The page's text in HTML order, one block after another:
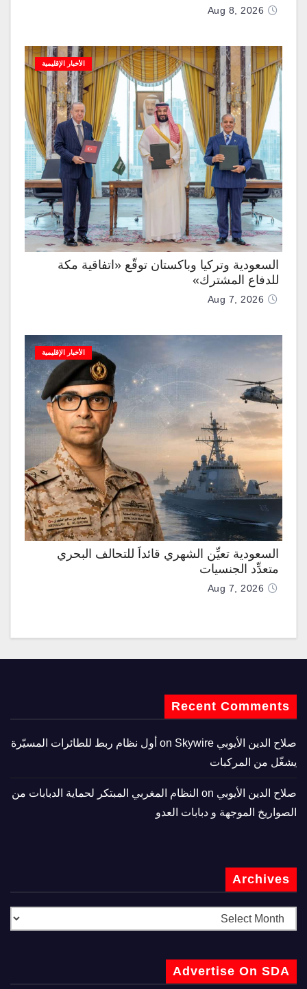
Aug 8, 2026
الأخبار الإقليمية
السعودية وتركيا وباكستان توقّع «اتفاقية مكة
للدفاع المشترك»
Aug 7, 2026
الأخبار الإقليمية
السعودية تعيِّن الشهري قائداً للتحالف البحري
متعدِّد الجنسيات
Aug 7, 2026
Recent Comments
صلاح الدين الأيوبي
Skywire أول نظام ربط للطائرات المسيّرة
يشغّل من المركبات
صلاح الدين الأيوبي
النظام المغربي المبتكر لحماية الدبابات من
الصواريخ الموجهة و دبابات العدو
Archives
Advertise On SDA